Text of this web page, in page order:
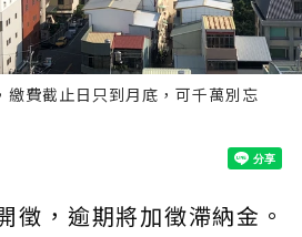
費截止日只到月底，可千萬別忘
徵，逾期將加徵滯納金。